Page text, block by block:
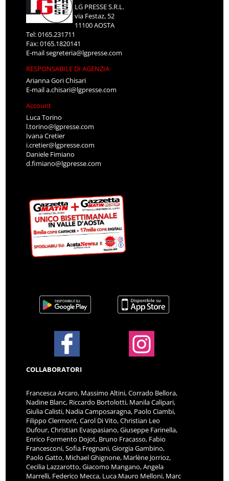
LG PRESSE S.R.L.
via Festaz, 52
11100 AOSTA
Tel: 0165.231711
Fax: 0165.1820141
E-mailsegreteria@lgpresse.com
RESPONSABILE DI AGENZIA
Arianna Gori Chisari
E-maila.chisari@lgpresse.com
Account
Luca Torino
l.torino@lgpresse.com
Ivana Cretier
i.cretier@lgpresse.com
Daniele Fimiano
d.fimiano@lgpresse.com
COLLABORATORI
Francesca Arcaro, Massimo Altini, Corrado Bellora,
Nadine Blanc, Riccardo Bortolotti, Manila Calipari,
Giulia Calisti, Nadia Camposaragna, Paolo Ciambi,
Filippo Clermont, Carol Di Vito, Christian Leo
Dufour, Christian Evaspasiano, Giuseppe Farinella,
Enrico Formento Dojot, Bruno Fracasso, Fabio
Francesconi, Sofia Fregnani, Giorgia Gambino,
Paolo Gatto, Michael Ghignone, Marlène Jorrioz,
Cecilia Lazzarotto, Giacomo Mangano, Angela
Marrelli, Federico Mecca, Luca Mauro Melloni, Marc